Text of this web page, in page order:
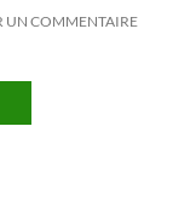
UN COMMENTAIRE